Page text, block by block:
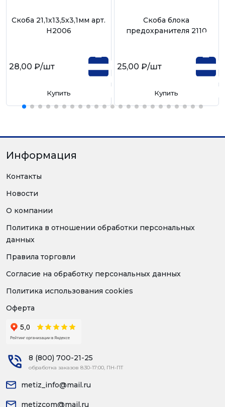
Скоба 21,1х13,5х3,1мм арт.
Н2006
28,00 ₽/шт
Купить
Скоба блока
предохранителя 2110
25,00 ₽/шт
Купить
Информация
Контакты
Новости
О компании
Политика в отношении обработки персональных
данных
Правила торговли
Согласие на обработку персональных данных
Политика использования cookies
Оферта
8 (800) 700-21-25
обработка заказов 8:30-17:00, ПН-ПТ
metiz_info@mail.ru
metizcom@mail.ru